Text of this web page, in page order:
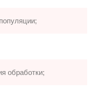
обработки;